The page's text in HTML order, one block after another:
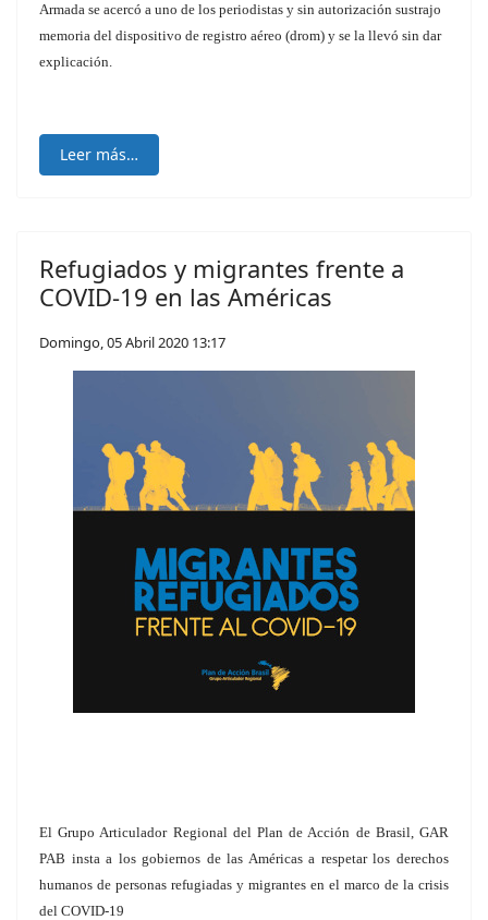
Armada se acercó a uno de los periodistas y sin autorización sustrajo
memoria del dispositivo de registro aéreo (drom) y se la llevó sin dar
explicación.
Leer más…
Refugiados y migrantes frente a
COVID-19 en las Américas
Domingo, 05 Abril 2020 13:17
El Grupo Articulador Regional del Plan de Acción de Brasil, GAR
PAB insta a los gobiernos de las Américas a respetar los derechos
humanos de personas refugiadas y migrantes en el marco de la crisis
del COVID-19